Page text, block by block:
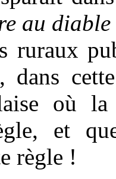
au diable
ruraux
dans
où
et
règle !